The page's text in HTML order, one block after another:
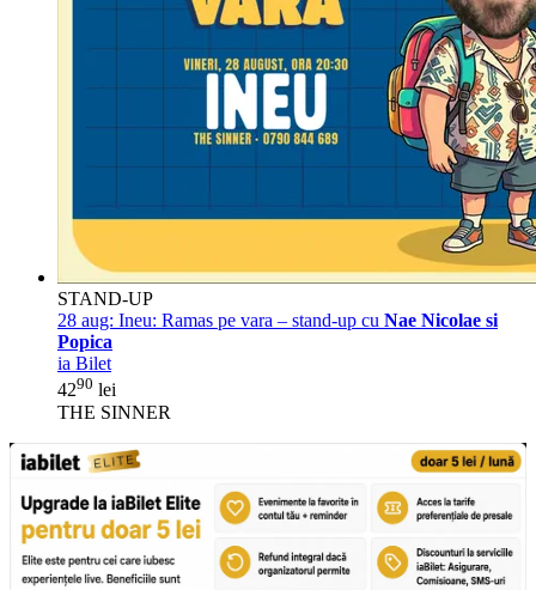
STAND-UP
28 aug: Ineu: Ramas pe vara – stand-up cu Nae Nicolae si
Popica
ia Bilet
4290 lei
THE SINNER